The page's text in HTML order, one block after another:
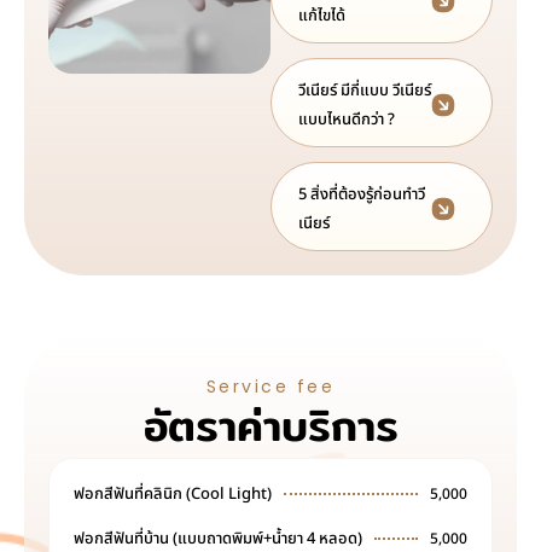
แก้ไขได้
วีเนียร์ มีกี่แบบ วีเนียร์
แบบไหนดีกว่า ?
5 สิ่งที่ต้องรู้ก่อนทำวี
เนียร์
Service fee
อัตราค่าบริการ
ฟอกสีฟันที่คลินิก (Cool Light) 5,000
ฟอกสีฟันที่บ้าน (แบบถาดพิมพ์+น้ำยา 4 หลอด) 5,000